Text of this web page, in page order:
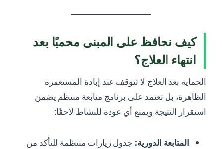
كيف نحافظ على المبنى محميًا بعد
انتهاء العلاج؟
الحماية بعد العلاج لا تتوقف عند إبادة المستعمرة
الظاهرة، بل تعتمد على برنامج متابعة منتظم يضمن
استقرار النتيجة ويمنع أي عودة للنشاط لاحقًا:
المتابعة الدورية: جدول زيارات منتظمة للتأكد من